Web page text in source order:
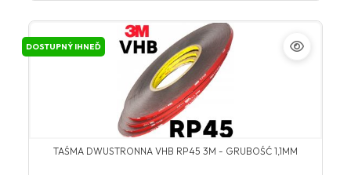
DOSTUPNÝ IHNEĎ
TAŚMA DWUSTRONNA VHB RP45 3M - GRUBOŚĆ 1,1MM